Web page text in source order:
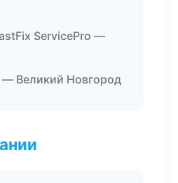
ServicePro —
— Великий Новгород